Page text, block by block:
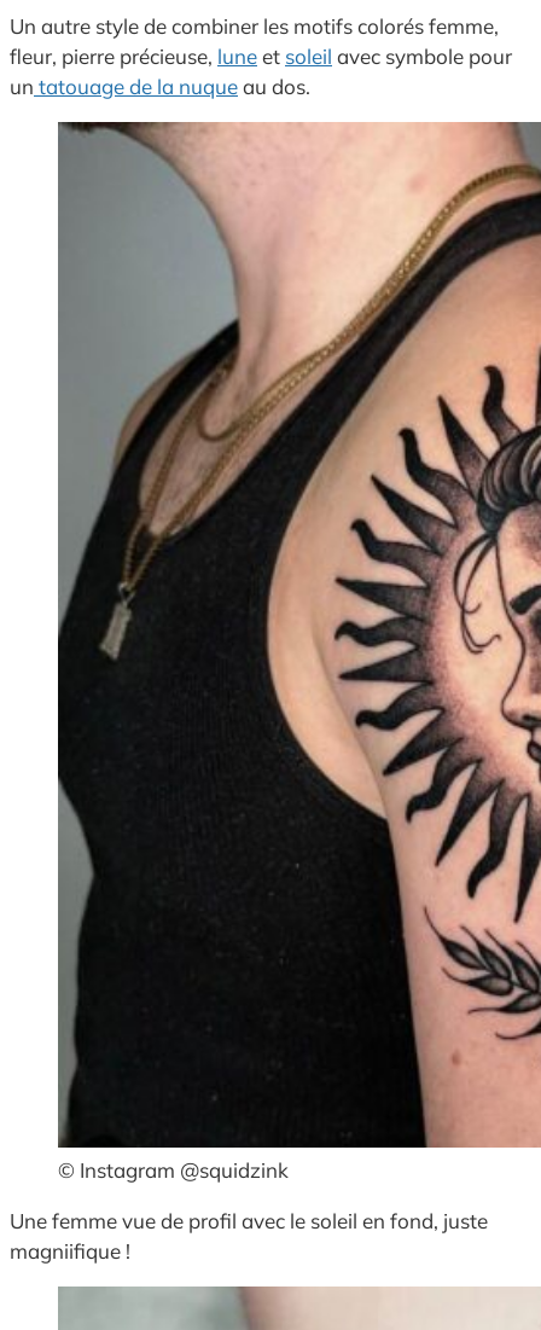
Un autre style de combiner les motifs colorés femme,
fleur, pierre précieuse, luneet soleil avec symbole pour
un tatouage de la nuqueau dos.
© Instagram @squidzink
Une femme vue de profil avec le soleil en fond, juste
magniifique !